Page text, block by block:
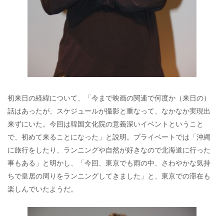
初来日の経緯について、「今まで映画の関連で何度か（来日の）
話はあったが、スケジュールが撮影と重なって、なかなか実現出
来ずにいた。今回は韓国文化院の意義深いイベントということ
で、初めて来ることになった」と説明。プライベートでは「沖縄
に旅行をしたり、ランニングや自然が好きなので北海道に行った
事もある」と明かし、「今回、東京でも雨の中、さわやかな気持
ちで皇居の周りをランニングしてきました」と、東京での滞在も
楽しんでいたようだ。